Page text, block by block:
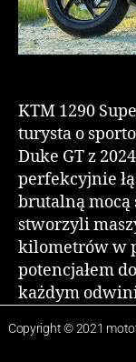
KTM 1290
turysta o
Duke GT z
perfekcyjnie
brutalną mocą
stworzyli
kilometrów w
potencjałem
każdym
Copyright © 2021